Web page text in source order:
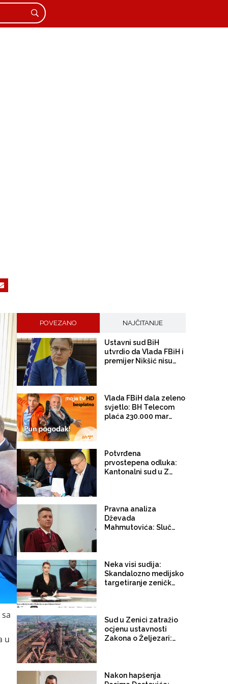
u
POVEZANO NAJČITANIJE
Ustavni sud BiH
utvrdio da Vlada FBiH i
premijer Nikšić nisu
Tužilaštvo
Vlada FBiH dala zeleno
svjetlo: BH Telecom
plaća 230.000 maraka
Potvrđena
prvostepena odluka:
Kantonalni sud u Zenici
Željezari
Pravna analiza
Dževada
Mahmutovića: Slučaj
Neka visi sudija:
Skandalozno medijsko
targetiranje zeničkog
Sud u Zenici zatražio
ocjenu ustavnosti
Zakona o Željezari:
i pravnih lijekova"
Nakon hapšenja